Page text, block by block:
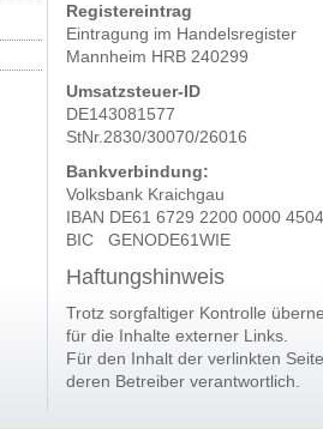
Registereintrag
Eintragung im Handelsregister
Mannheim HRB 240299
Umsatzsteuer-ID
DE143081577
StNr.2830/30070/26016
Bankverbindung:
Volksbank Kraichgau
IBAN DE61 6729 2200 0000
BIC GENODE61WIE
Haftungshinweis
Trotz sorgfaltiger Kontrolle
für die Inhalte externer Links.
Für den Inhalt der verlinkten
deren Betreiber verantwortlich.